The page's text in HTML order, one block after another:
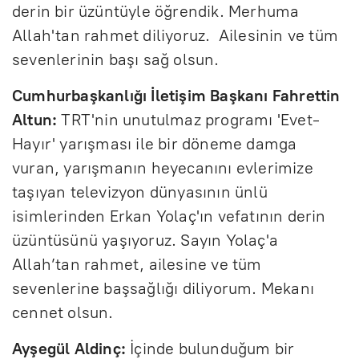
derin bir üzüntüyle öğrendik. Merhuma
Allah'tan rahmet diliyoruz. Ailesinin ve tüm
sevenlerinin başı sağ olsun.
Cumhurbaşkanlığı İletişim Başkanı Fahrettin
Altun: TRT'nin unutulmaz programı 'Evet-
Hayır' yarışması ile bir döneme damga
vuran, yarışmanın heyecanını evlerimize
taşıyan televizyon dünyasının ünlü
isimlerinden Erkan Yolaç'ın vefatının derin
üzüntüsünü yaşıyoruz. Sayın Yolaç'a
Allah’tan rahmet, ailesine ve tüm
sevenlerine başsağlığı diliyorum. Mekanı
cennet olsun.
Ayşegül Aldinç: İçinde bulunduğum bir